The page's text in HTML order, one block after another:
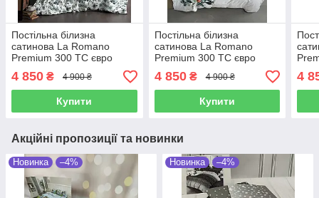
Постільна білизна
сатинова La Romano
Premium 300 TC євро
розмір Madena moonmist
4 850 ₴ 4 900 ₴
Купити
Постільна білизна
сатинова La Romano
Premium 300 TC євро
розмір Nadia tapestry
4 850₴ 4 900 ₴
Купити
4
Акційні пропозиції та новинки
Новинка –4% Новинка –4%